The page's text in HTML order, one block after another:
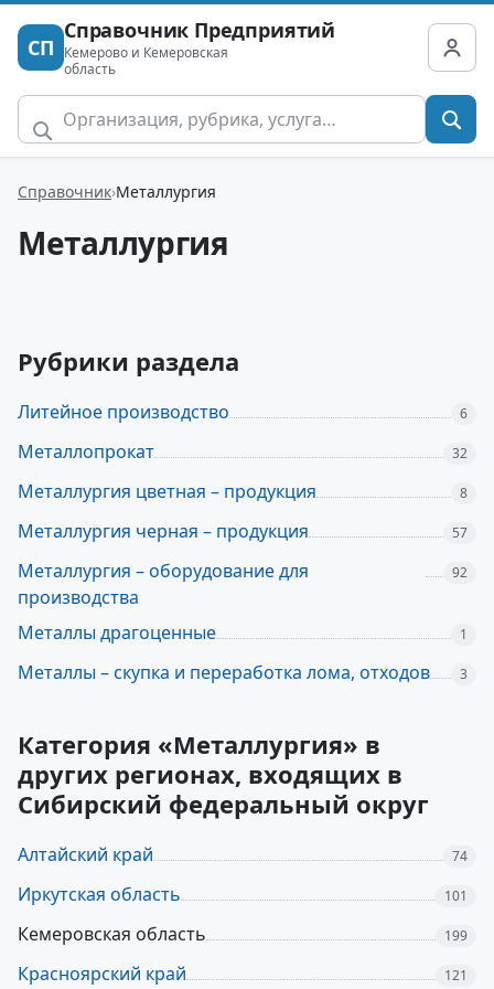
СП
Справочник Предприятий
Кемерово и Кемеровская
область
Справочник Металлургия
Металлургия
Рубрики раздела
Литейное производство 6
Металлопрокат 32
Металлургия цветная – продукция 8
Металлургия черная – продукция 57
Металлургия – оборудование для
производства
92
Металлы драгоценные 1
Металлы – скупка и переработка лома, отходов 3
Категория «Металлургия» в
других регионах, входящих в
Сибирский федеральный округ
Алтайский край 74
Иркутская область 101
Кемеровская область 199
Красноярский край 121